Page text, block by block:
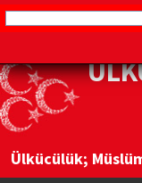
Ülkücülük;